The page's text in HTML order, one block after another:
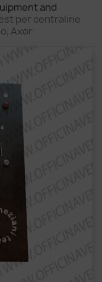
and
per centraline
Axor